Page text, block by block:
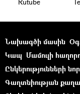
Նախագծի մասին
Կապ Մամուլի
Ընկերությունների
Գաղտնիության